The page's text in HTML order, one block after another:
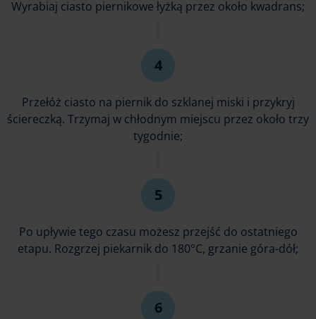
Wyrabiaj ciasto piernikowe łyżką przez około kwadrans;
Przełóż ciasto na piernik do szklanej miski i przykryj
ściereczką. Trzymaj w chłodnym miejscu przez około trzy
tygodnie;
Po upływie tego czasu możesz przejść do ostatniego
etapu. Rozgrzej piekarnik do 180°C, grzanie góra-dół;